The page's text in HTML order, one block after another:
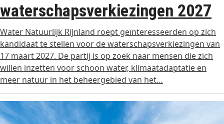
waterschapsverkiezingen 2027
Water Natuurlijk Rijnland roept geïnteresseerden op zich
kandidaat te stellen voor de waterschapsverkiezingen van
17 maart 2027. De partij is op zoek naar mensen die zich
willen inzetten voor schoon water, klimaatadaptatie en
meer natuur in het beheergebied van het…